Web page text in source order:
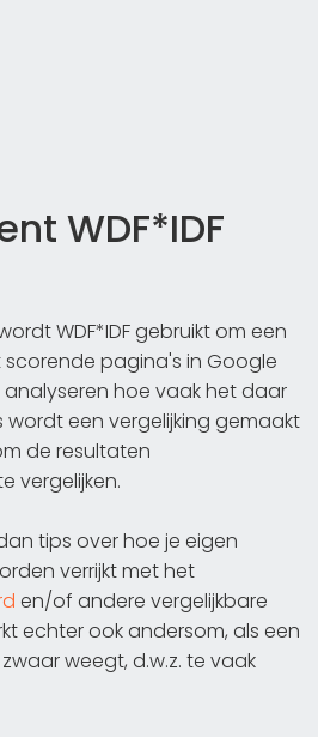
WDF*IDF
WDF*IDF gebruikt om een
pagina's in Google
hoe vaak het daar
wordt een vergelijking gemaakt
de resultaten
vergelijken.
tips over hoe je eigen
verrijkt met het
en/of andere vergelijkbare
echter ook andersom, als een
weegt, d.w.z. te vaak